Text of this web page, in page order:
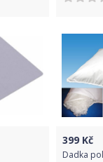
399 Kč